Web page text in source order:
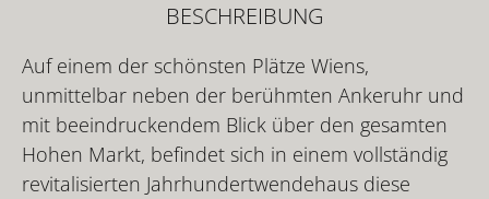
BESCHREIBUNG
Auf einem der schönsten Plätze Wiens,
unmittelbar neben der berühmten Ankeruhr und
mit beeindruckendem Blick über den gesamten
Hohen Markt, befindet sich in einem vollständig
revitalisierten Jahrhundertwendehaus diese